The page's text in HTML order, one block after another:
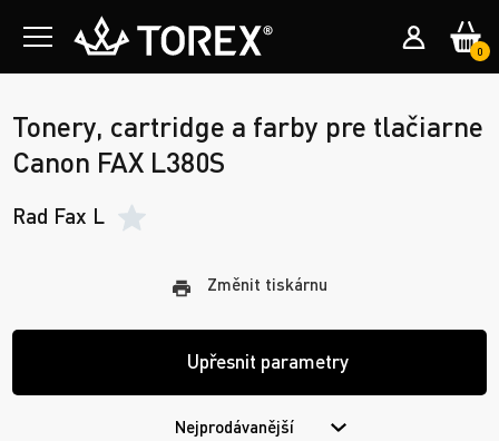
0
Tonery, cartridge a farby pre tlačiarne
Canon FAX L380S
Rad Fax L
Změnit tiskárnu
Upřesnit parametry
Nejprodávanější